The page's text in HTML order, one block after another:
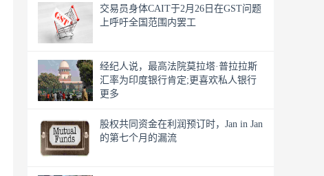
交易员身体CAIT于2月26日在GST问题
上呼吁全国范围内罢工
经纪人说，最高法院莫拉塔·普拉拉斯
汇率为印度银行肯定;更喜欢私人银行
更多
股权共同资金在利润预订时，Jan in Jan
的第七个月的漏流